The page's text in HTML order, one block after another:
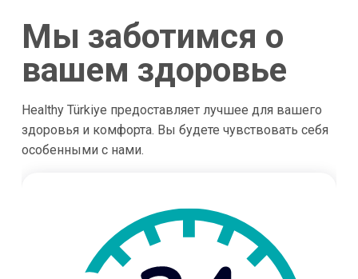
Мы заботимся о
вашем здоровье
Healthy Türkiye предоставляет лучшее для вашего
здоровья и комфорта. Вы будете чувствовать себя
особенными с нами.